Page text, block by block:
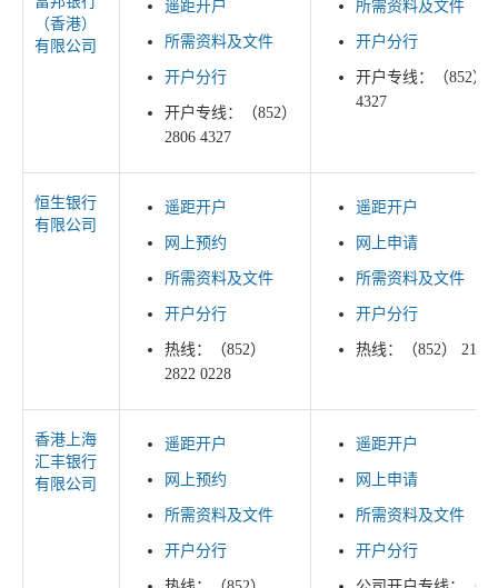
（香港）
有限公司
遥距开户
所需资料及文件
开户分行
开户专线：（852）
2806 4327
所需资料及文件
开户分行
开户专线：（852）
4327
恒生银行
有限公司
遥距开户
网上预约
所需资料及文件
开户分行
热线：（852）
2822 0228
遥距开户
网上申请
所需资料及文件
开户分行
热线：（852） 2198
香港上海
汇丰银行
有限公司
遥距开户
网上预约
所需资料及文件
开户分行
遥距开户
网上申请
所需资料及文件
开户分行